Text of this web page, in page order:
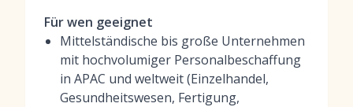
Für wen geeignet
Mittelständische bis große Unternehmen
mit hochvolumiger Personalbeschaffung
in APAC und weltweit (Einzelhandel,
Gesundheitswesen, Fertigung,